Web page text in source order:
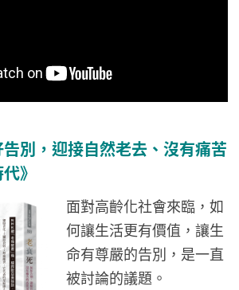
告別，迎接自然老去、沒有痛苦
》
面對高齡化社會來臨，如
何讓生活更有價值，讓生
命有尊嚴的告別，是一直
被討論的議題。